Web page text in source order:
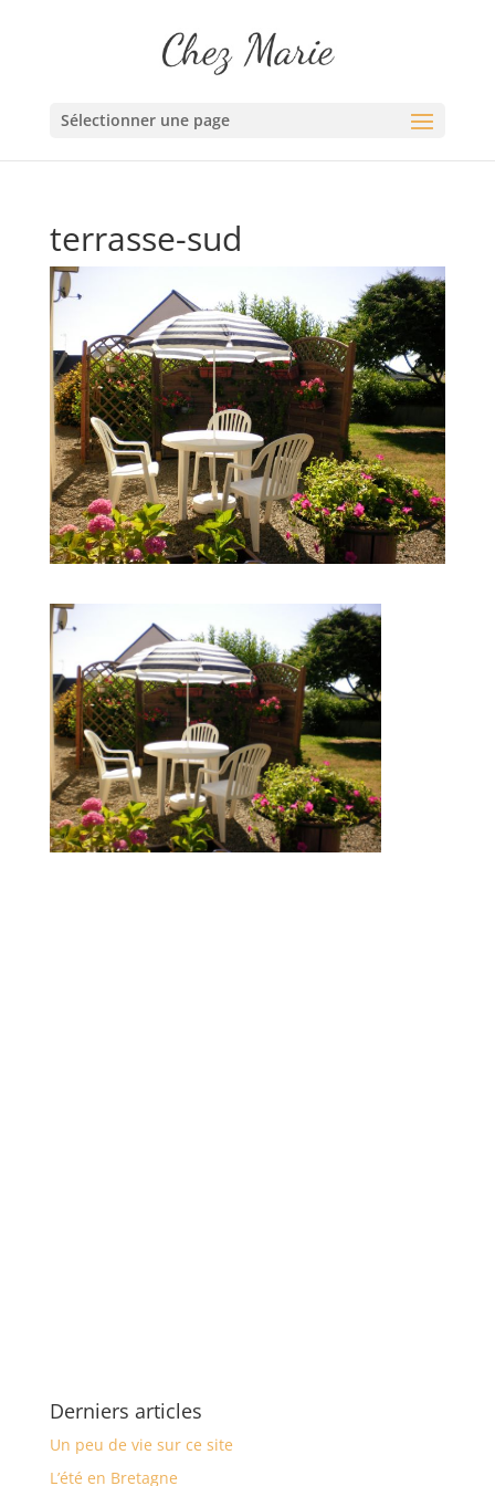
Sélectionner une page
terrasse-sud
Derniers articles
Un peu de vie sur ce site
L’été en Bretagne